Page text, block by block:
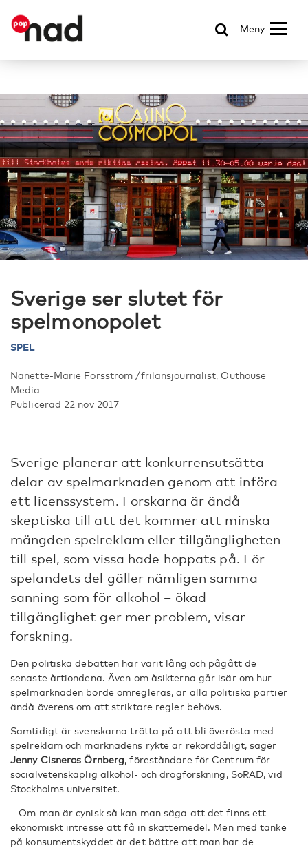
Meny
Sverige ser slutet för
spelmonopolet
SPEL
Nanette-Marie Forsström /frilansjournalist, Outhouse
Media
Publicerad 22 nov 2017
Sverige planerar att konkurrensutsätta
delar av spelmarknaden genom att införa
ett licenssystem. Forskarna är ändå
skeptiska till att det kommer att minska
mängden spelreklam eller tillgängligheten
till spel, som vissa hade hoppats på. För
spelandets del gäller nämligen samma
sanning som för alkohol – ökad
tillgänglighet ger mer problem, visar
forskning.
Den politiska debatten har varit lång och pågått de
senaste årtiondena. Även om åsikterna går isär om hur
spelmarknaden borde omregleras, är alla politiska partier
ändå överens om att striktare regler behövs.
Samtidigt är svenskarna trötta på att bli överösta med
spelreklam och marknadens rykte är rekorddåligt, säger
Jenny Cisneros Örnberg, föreståndare för Centrum för
socialvetenskaplig alkohol- och drogforskning, SoRAD, vid
Stockholms universitet.
– Om man är cynisk så kan man säga att det finns ett
ekonomiskt intresse att få in skattemedel. Men med tanke
på konsumentskyddet är det bättre att man har de